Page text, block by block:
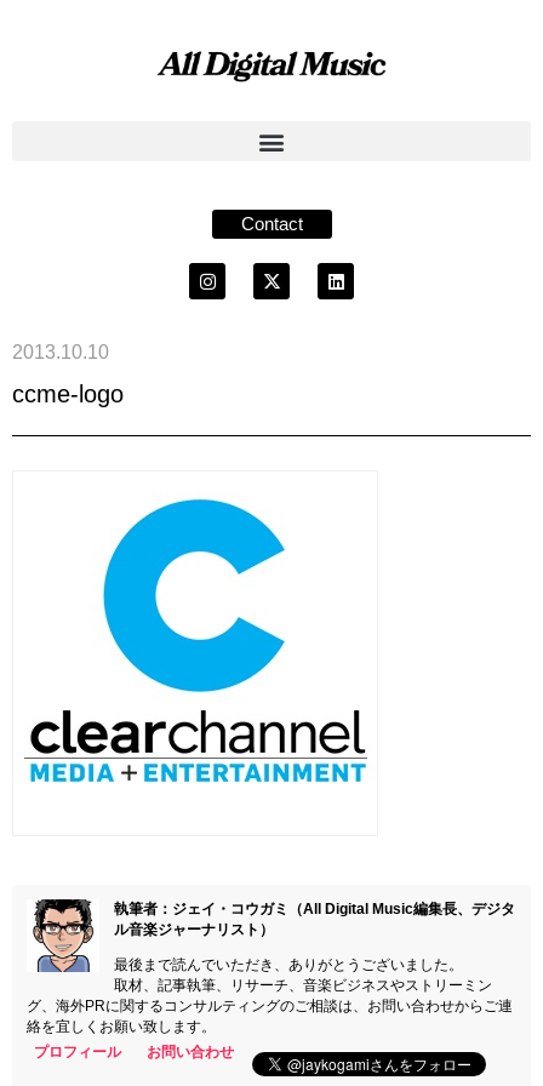
Contact
2013.10.10
ccme-logo
執筆者：ジェイ・コウガミ（All Digital Music編集長、デジタ
ル音楽ジャーナリスト）
最後まで読んでいただき、ありがとうございました。
取材、記事執筆、リサーチ、音楽ビジネスやストリーミン
グ、海外PRに関するコンサルティングのご相談は、お問い合わせからご連
絡を宜しくお願い致します。
プロフィール
お問い合わせ